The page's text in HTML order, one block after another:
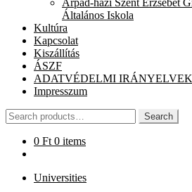
Árpád-házi Szent Erzsébet
Általános Iskola
Kultúra
Kapcsolat
Kiszállítás
ÁSZF
ADATVÉDELMI IRÁNYELVEK
Impresszum
Search
for:
Search
0 Ft 0 items
Universities